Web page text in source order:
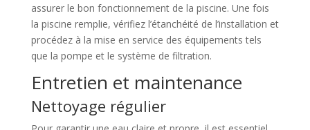
assurer le bon fonctionnement de la piscine. Une fois
la piscine remplie, vérifiez l’étanchéité de l’installation et
procédez à la mise en service des équipements tels
que la pompe et le système de filtration.
Entretien et maintenance
Nettoyage régulier